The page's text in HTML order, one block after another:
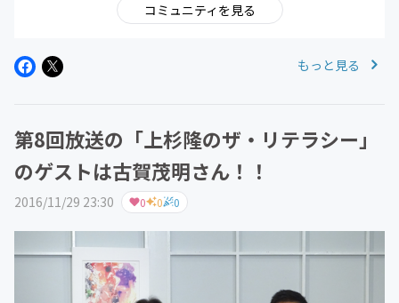
コミュニティを見る
もっと見る
第8回放送の「上杉隆のザ・リテラシー」
のゲストは古賀茂明さん！！
2016/11/29 23:30 0 0 0